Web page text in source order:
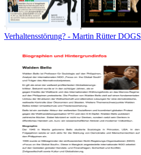
Verhaltensstörung? - Martin Rütter DOGS